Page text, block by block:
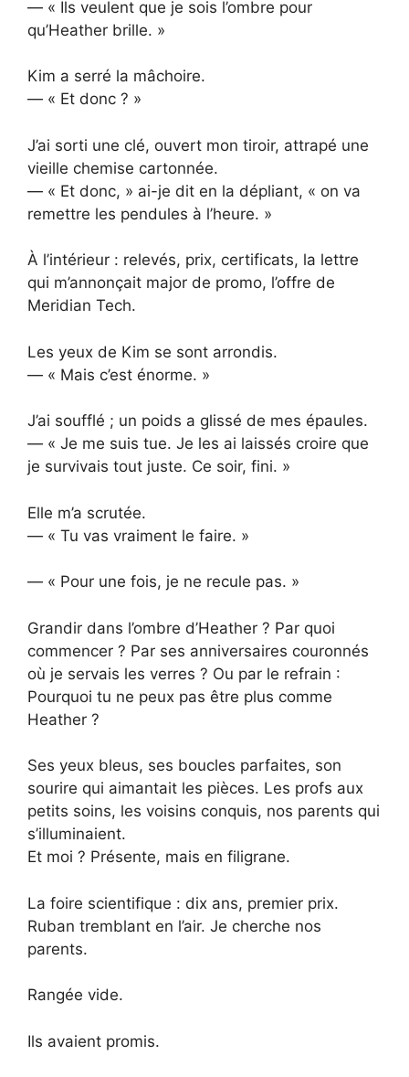
— « Ils veulent que je sois l’ombre pour
qu’Heather brille. »
Kim a serré la mâchoire.
— « Et donc ? »
J’ai sorti une clé, ouvert mon tiroir, attrapé une
vieille chemise cartonnée.
— « Et donc, » ai-je dit en la dépliant, « on va
remettre les pendules à l’heure. »
À l’intérieur : relevés, prix, certificats, la lettre
qui m’annonçait major de promo, l’offre de
Meridian Tech.
Les yeux de Kim se sont arrondis.
— « Mais c’est énorme. »
J’ai soufflé ; un poids a glissé de mes épaules.
— « Je me suis tue. Je les ai laissés croire que
je survivais tout juste. Ce soir, fini. »
Elle m’a scrutée.
— « Tu vas vraiment le faire. »
— « Pour une fois, je ne recule pas. »
Grandir dans l’ombre d’Heather ? Par quoi
commencer ? Par ses anniversaires couronnés
où je servais les verres ? Ou par le refrain :
Pourquoi tu ne peux pas être plus comme
Heather ?
Ses yeux bleus, ses boucles parfaites, son
sourire qui aimantait les pièces. Les profs aux
petits soins, les voisins conquis, nos parents qui
s’illuminaient.
Et moi ? Présente, mais en filigrane.
La foire scientifique : dix ans, premier prix.
Ruban tremblant en l’air. Je cherche nos
parents.
Rangée vide.
Ils avaient promis.